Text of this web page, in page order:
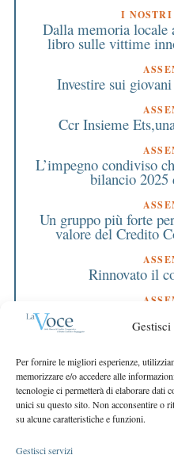
Gestisci
Per fornire le migliori esperienze,
memorizzare e/o accedere alle
tecnologie ci permetterà di elaborare dati
unici su questo sito. Non acconsentire o
su alcune caratteristiche e funzioni.
Gestisci servizi
I NOSTRI
Dalla memoria locale
libro sulle vittime
Investire sui
Ccr Insieme
L’impegno condiviso
bilancio 2025
Un gruppo più forte
valore del Credito
Rinnovato il
Bilancio approvato
Crescere
Costruire